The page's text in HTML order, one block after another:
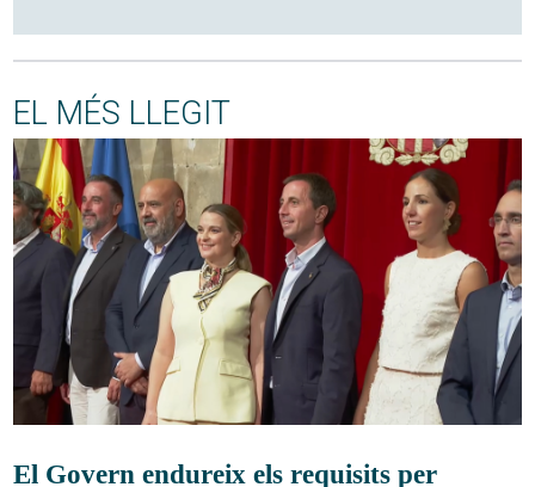
EL MÉS LLEGIT
El Govern endureix els requisits per